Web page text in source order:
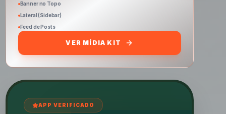
Banner no Topo
Lateral (Sidebar)
Feed de Posts
VER MÍDIA KIT
APP VERIFICADO